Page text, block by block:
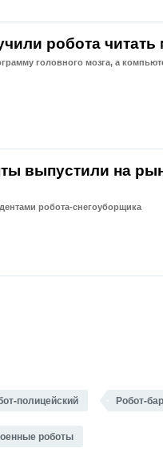
робота
головного мозга, а
выпустили на
робота-снегоуборщика
полицейский Робот-
роботы